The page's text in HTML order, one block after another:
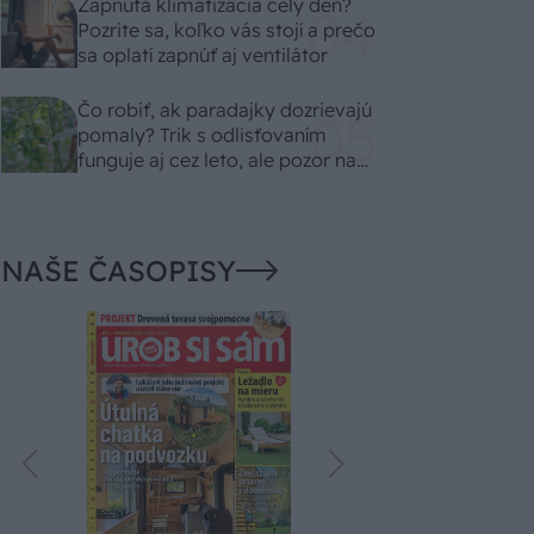
Pozrite sa, koľko vás stojí a prečo
sa oplatí zapnúť aj ventilátor
Čo robiť, ak paradajky dozrievajú
pomaly? Trik s odlisťovaním
funguje aj cez leto, ale pozor na
NAŠE ČASOPISY